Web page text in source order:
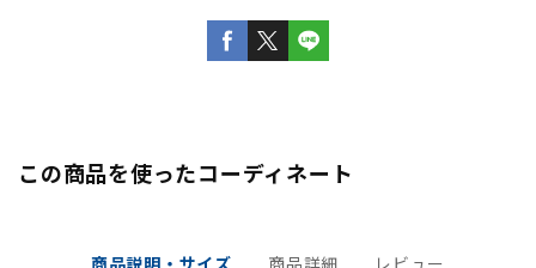
この商品を使ったコーディネート
商品説明・サイズ 商品詳細 レビュー